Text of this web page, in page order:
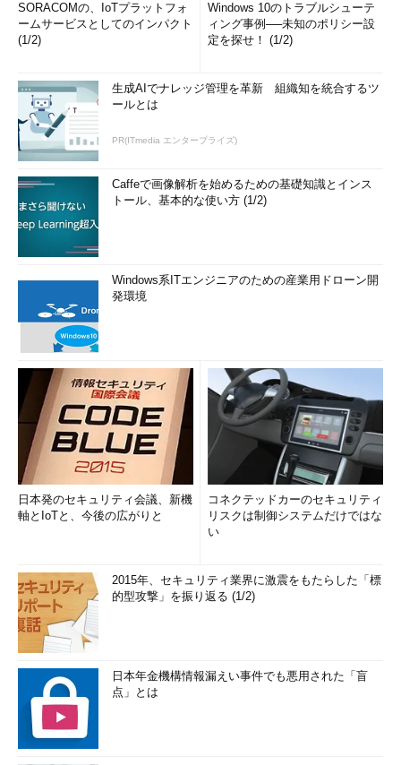
SORACOMの、IoTプラットフォ
ームサービスとしてのインパクト
(1/2)
Windows 10のトラブルシューテ
ィング事例──未知のポリシー設
定を探せ！ (1/2)
生成AIでナレッジ管理を革新 組織知を統合するツ
ールとは
PR(ITmedia エンタープライズ)
Caffeで画像解析を始めるための基礎知識とインス
トール、基本的な使い方 (1/2)
Windows系ITエンジニアのための産業用ドローン開
発環境
日本発のセキュリティ会議、新機
軸とIoTと、今後の広がりと
コネクテッドカーのセキュリティ
リスクは制御システムだけではな
い
2015年、セキュリティ業界に激震をもたらした「標
的型攻撃」を振り返る (1/2)
日本年金機構情報漏えい事件でも悪用された「盲
点」とは